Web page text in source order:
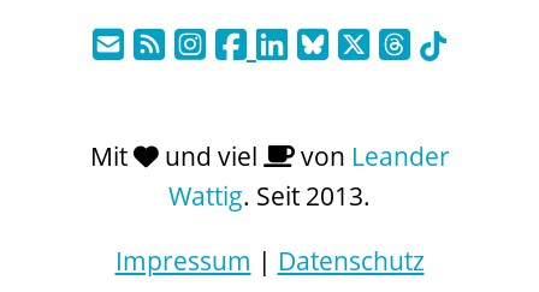
Mit und viel von Leander
Wattig. Seit 2013.
Impressum | Datenschutz